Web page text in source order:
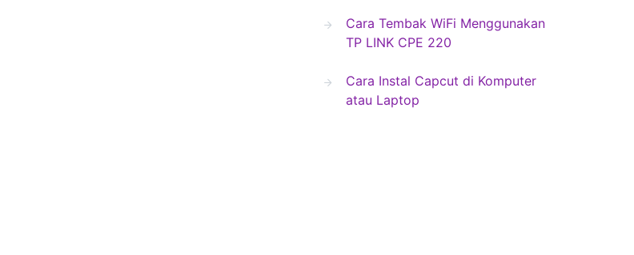
Cara Tembak WiFi Menggunakan
TP LINK CPE 220
Cara Instal Capcut di Komputer
atau Laptop